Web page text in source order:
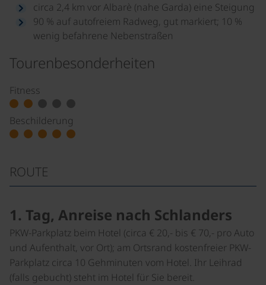
circa 2,4 km vor Albarè (nahe Garda) eine Steigung
90 % auf autofreiem Radweg, gut markiert; 10 %
wenig befahrene Nebenstraßen
Tourenbesonderheiten
Fitness
Beschilderung
ROUTE
1. Tag, Anreise nach Schlanders
PKW-Parkplatz beim Hotel (circa € 20,- bis € 70,- pro Auto
und Aufenthalt, vor Ort); am Ortsrand kostenfreier PKW-
Parkplatz circa 10 Gehminuten vom Hotel. Ihr Leihrad
(falls gebucht) steht im Hotel für Sie bereit.